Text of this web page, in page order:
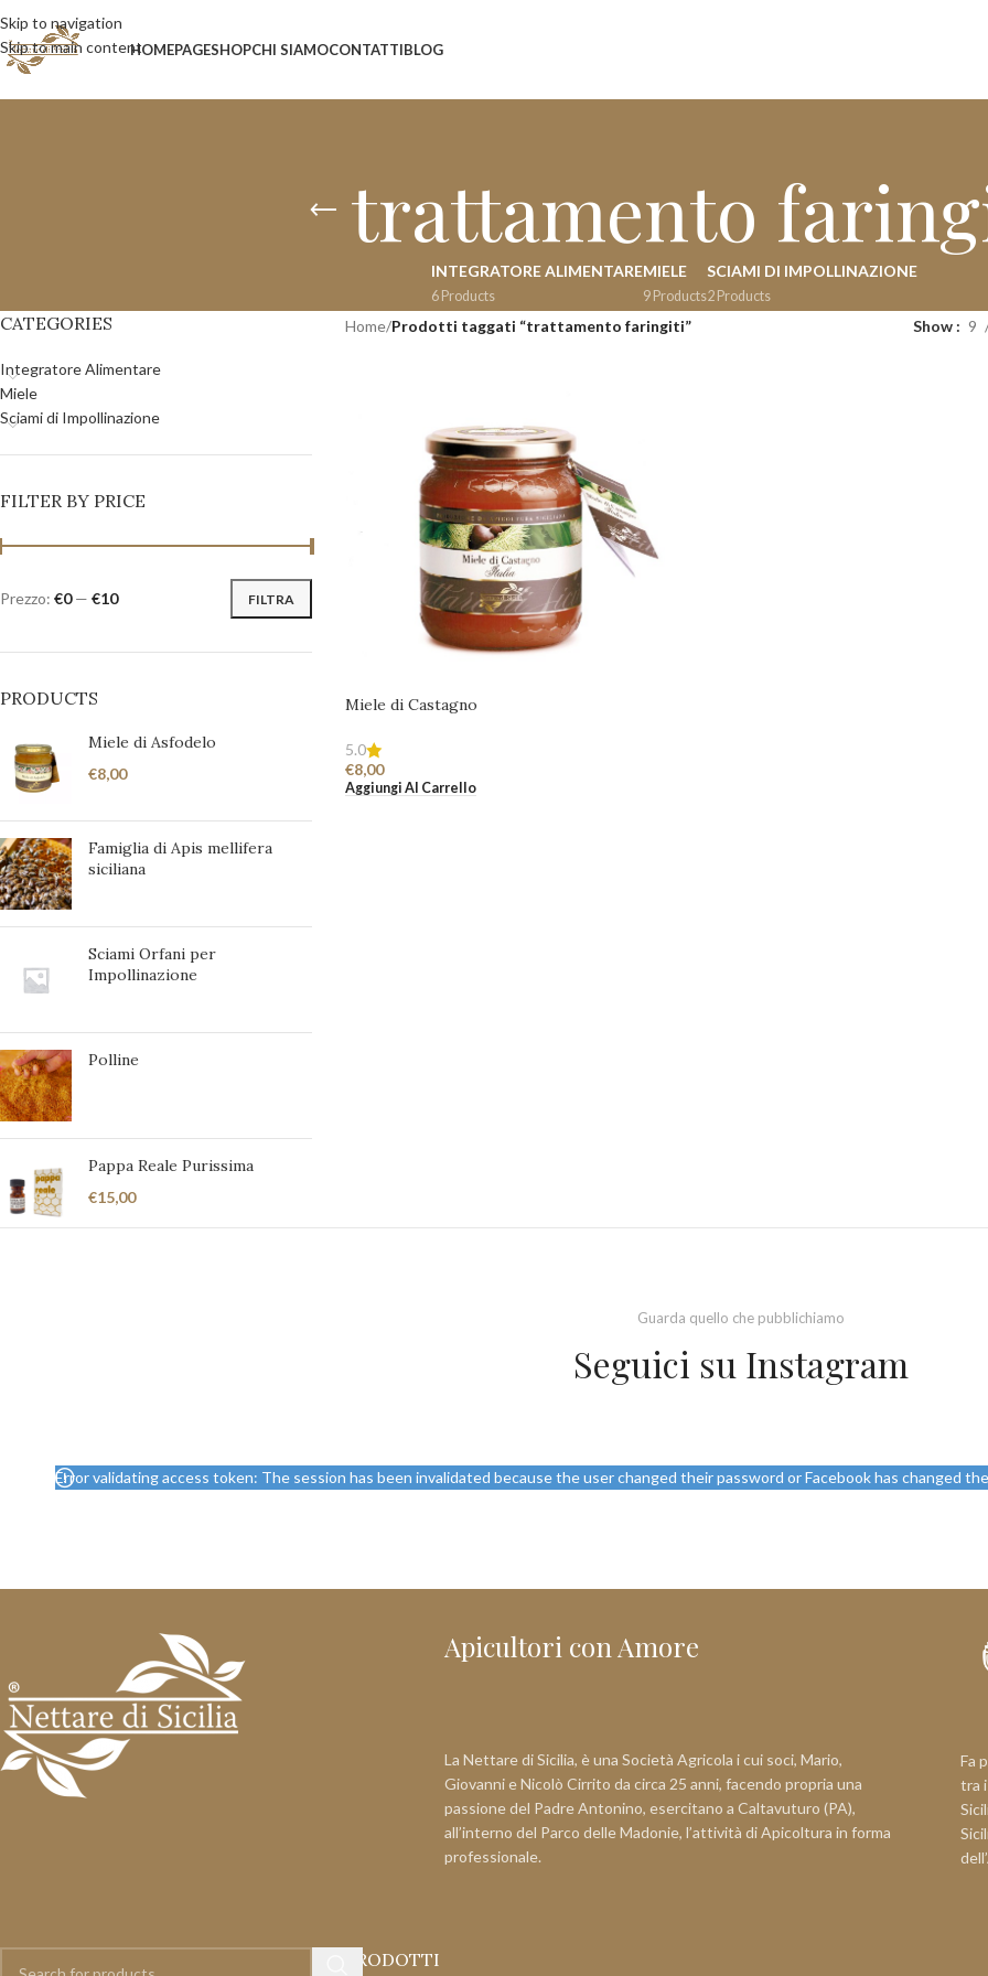
Skip to navigation
Skip to main contentHOMEPAGESHOPCHI SIAMOCONTATTIBLOG
trattamento
INTEGRATORE ALIMENTARE
6 Products
MIELE
9 Products
SCIAMI DI IMPOLLINAZIONE
2 Products
CATEGORIES
Integratore Alimentare
Miele
Sciami di Impollinazione
FILTER BY PRICE
FILTRA
Prezzo: €0— €10
PRODUCTS
Miele di Asfodelo
€8,00
Famiglia di Apis mellifera
siciliana
Sciami Orfani per
Impollinazione
Polline
Pappa Reale Purissima
€15,00
Home/Prodotti taggati “trattamento faringiti” Show 9
Miele di Castagno
5.0
€8,00
Aggiungi Al Carrello
Guarda quello che pubblichiamo
Seguici su Instagram
Error validating access token: The session has been invalidated because the user changed their password or Facebook has changed
Apicultori con Amore
La Nettare di Sicilia, è una Società Agricola i cui soci, Mario,
Giovanni e Nicolò Cirrito da circa 25 anni, facendo propria una
passione del Padre Antonino, esercitano a Caltavuturo (PA),
all’interno del Parco delle Madonie, l’attività di Apicoltura in forma
professionale.
Fa
tra
PRODOTTI